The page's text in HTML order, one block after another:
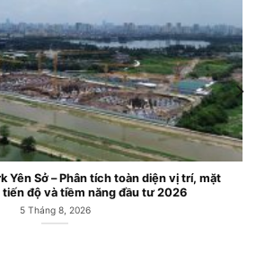
Căn hộ chung cư Gamuda Central Park Công
Mai